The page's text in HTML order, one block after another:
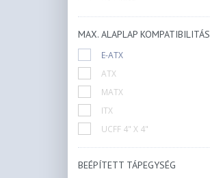
Chieftec
Cooler Master
Corsair
Cougar
DeepCool
Endorfy
Everest
FSP
Formula
MAX. ALAPLAP KOMPATIBILITÁS
E-ATX
ATX
MATX
ITX
UCFF 4" X 4"
BEÉPÍTETT TÁPEGYSÉG